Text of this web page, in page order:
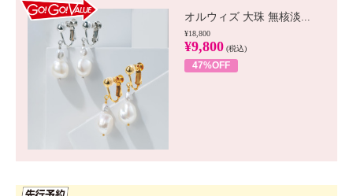
オルウィズ 大珠 無核淡...
¥18,800
¥9,800 (税込)
47%OFF